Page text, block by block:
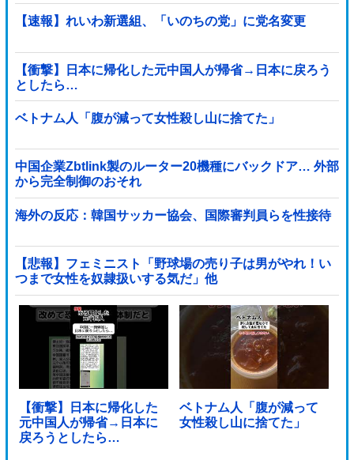
【速報】れいわ新選組、「いのちの党」に党名変更
【衝撃】日本に帰化した元中国人が帰省→日本に戻ろう
としたら…
ベトナム人「腹が減って女性殺し山に捨てた」
中国企業Zbtlink製のルーター20機種にバックドア… 外部
から完全制御のおそれ
海外の反応：韓国サッカー協会、国際審判員らを性接待
【悲報】フェミニスト「野球場の売り子は男がやれ！い
つまで女性を奴隷扱いする気だ」他
【衝撃】日本に帰化した
元中国人が帰省→日本に
戻ろうとしたら…
ベトナム人「腹が減って
女性殺し山に捨てた」